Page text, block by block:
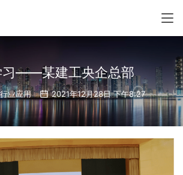
习——某建工央企总部
行业应用 2021年12月28日 下午8:27